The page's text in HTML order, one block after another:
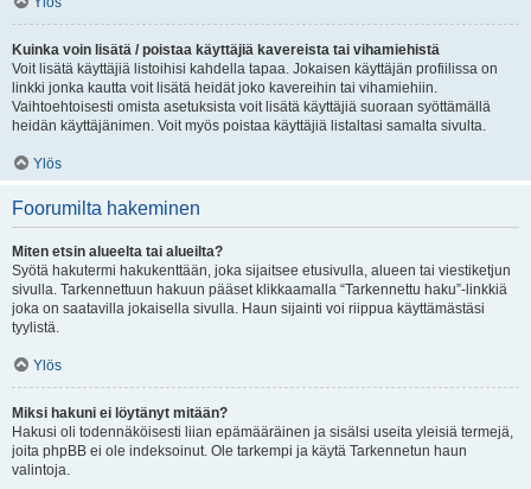
Kuinka voin lisätä / poistaa käyttäjiä kavereista tai vihamiehistä
Voit lisätä käyttäjiä listoihisi kahdella tapaa. Jokaisen käyttäjän profiilissa on
linkki jonka kautta voit lisätä heidät joko kavereihin tai vihamiehiin.
Vaihtoehtoisesti omista asetuksista voit lisätä käyttäjiä suoraan syöttämällä
heidän käyttäjänimen. Voit myös poistaa käyttäjiä listaltasi samalta sivulta.
Ylös
Foorumilta hakeminen
Miten etsin alueelta tai alueilta?
Syötä hakutermi hakukenttään, joka sijaitsee etusivulla, alueen tai viestiketjun
sivulla. Tarkennettuun hakuun pääset klikkaamalla “Tarkennettu haku”-linkkiä
joka on saatavilla jokaisella sivulla. Haun sijainti voi riippua käyttämästäsi
tyylistä.
Ylös
Miksi hakuni ei löytänyt mitään?
Hakusi oli todennäköisesti liian epämääräinen ja sisälsi useita yleisiä termejä,
joita phpBB ei ole indeksoinut. Ole tarkempi ja käytä Tarkennetun haun
valintoja.